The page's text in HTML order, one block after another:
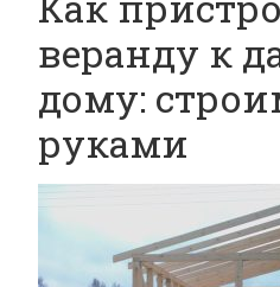
веранду к
дому:
руками